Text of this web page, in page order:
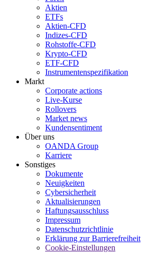
Aktien
ETFs
Aktien-CFD
Indizes-CFD
Rohstoffe-CFD
Krypto-CFD
ETF-CFD
Instrumentenspezifikation
Markt
Corporate actions
Live-Kurse
Rollovers
Market news
Kundensentiment
Über uns
OANDA Group
Karriere
Sonstiges
Dokumente
Neuigkeiten
Cybersicherheit
Aktualisierungen
Haftungsausschluss
Impressum
Datenschutzrichtlinie
Erklärung zur Barrierefreiheit
Cookie-Einstellungen